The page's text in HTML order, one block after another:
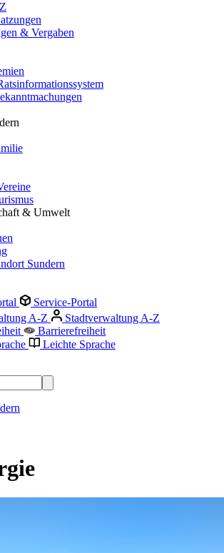
& Vergaben
& Umwelt
Sundern
Service-Portal
A-Z
Stadtverwaltung A-Z
Barrierefreiheit
Leichte Sprache